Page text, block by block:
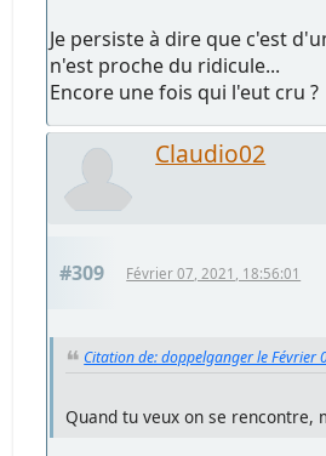
Je persiste à dire que c'est
n'est proche du ridicule...
Encore une fois qui l'eut cru
Claudio02
#309 Février 07, 2021, 18:56:01
Citation de: doppelganger le Février
Quand tu veux on se